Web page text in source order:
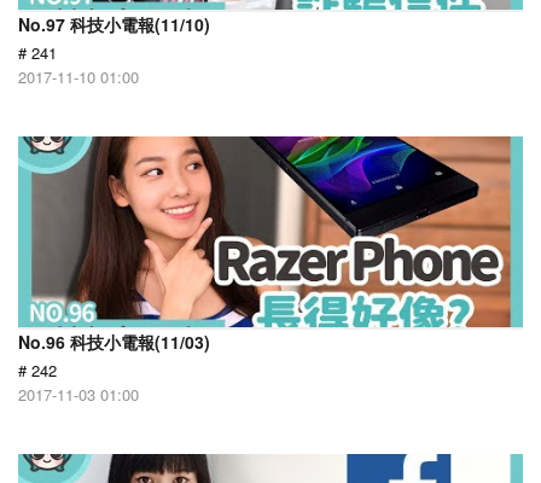
No.97 科技小電報(11/10)
# 241
2017-11-10 01:00
No.96 科技小電報(11/03)
# 242
2017-11-03 01:00